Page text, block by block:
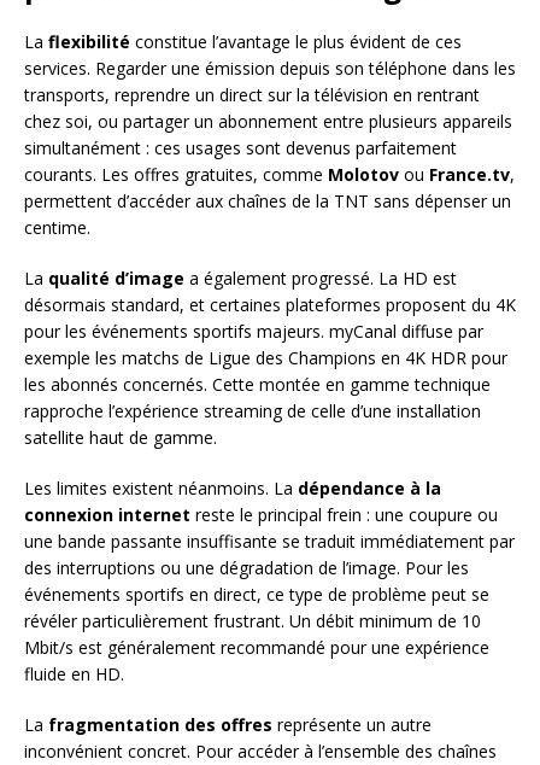
La flexibilité constitue l’avantage le plus évident de ces
services. Regarder une émission depuis son téléphone dans les
transports, reprendre un direct sur la télévision en rentrant
chez soi, ou partager un abonnement entre plusieurs appareils
simultanément : ces usages sont devenus parfaitement
courants. Les offres gratuites, comme Molotov ou France.tv,
permettent d’accéder aux chaînes de la TNT sans dépenser un
centime.
La qualité d’image a également progressé. La HD est
désormais standard, et certaines plateformes proposent du 4K
pour les événements sportifs majeurs. myCanal diffuse par
exemple les matchs de Ligue des Champions en 4K HDR pour
les abonnés concernés. Cette montée en gamme technique
rapproche l’expérience streaming de celle d’une installation
satellite haut de gamme.
Les limites existent néanmoins. La dépendance à la
connexion internet reste le principal frein : une coupure ou
une bande passante insuffisante se traduit immédiatement par
des interruptions ou une dégradation de l’image. Pour les
événements sportifs en direct, ce type de problème peut se
révéler particulièrement frustrant. Un débit minimum de 10
Mbit/s est généralement recommandé pour une expérience
fluide en HD.
La fragmentation des offres représente un autre
inconvénient concret. Pour accéder à l’ensemble des chaînes